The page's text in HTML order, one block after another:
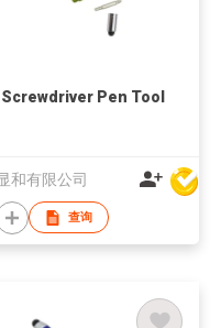
Screwdriver Pen Tool
和有限公司
查询